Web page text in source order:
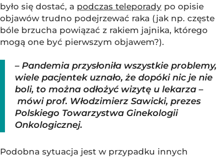
było się dostać, a podczas teleporady po opisie
objawów trudno podejrzewać raka (jak np. częste
bóle brzucha powiązać z rakiem jajnika, którego
mogą one być pierwszym objawem?).
– Pandemia przysłoniła wszystkie problemy,
wiele pacjentek uznało, że dopóki nic je nie
boli, to można odłożyć wizytę u lekarza –
mówi prof. Włodzimierz Sawicki, prezes
Polskiego Towarzystwa Ginekologii
Onkologicznej.
Podobna sytuacja jest w przypadku innych